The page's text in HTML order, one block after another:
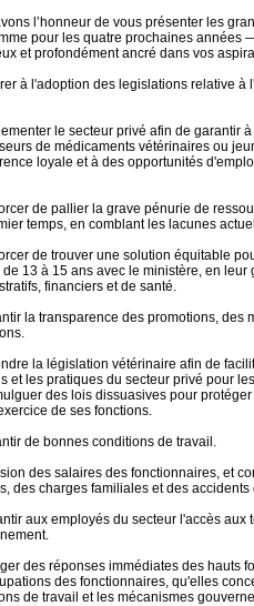
l’honneur de vous présenter les
pour les quatre prochaines années
et profondément ancré dans vos
à l'adoption des legislations relative à
le secteur privé afin de garantir
de médicaments vétérinaires ou
loyale et à des opportunités
de pallier la grave pénurie de
temps, en comblant les lacunes
de trouver une solution équitable
13 à 15 ans avec le ministère, en leur
financiers et de santé.
la transparence des promotions, des
la législation vétérinaire afin de
et les pratiques du secteur privé pour
des lois dissuasives pour
de ses fonctions.
de bonnes conditions de travail.
des salaires des fonctionnaires, et
des charges familiales et des accidents
aux employés du secteur l'accès aux
des réponses immédiates des hauts
des fonctionnaires, qu'elles
de travail et les mécanismes